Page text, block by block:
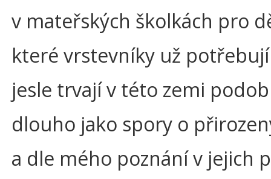
v mateřských školkách pro
které vrstevníky už
jesle trvají v této zemi
dlouho jako spory o
a dle mého poznání v jejich